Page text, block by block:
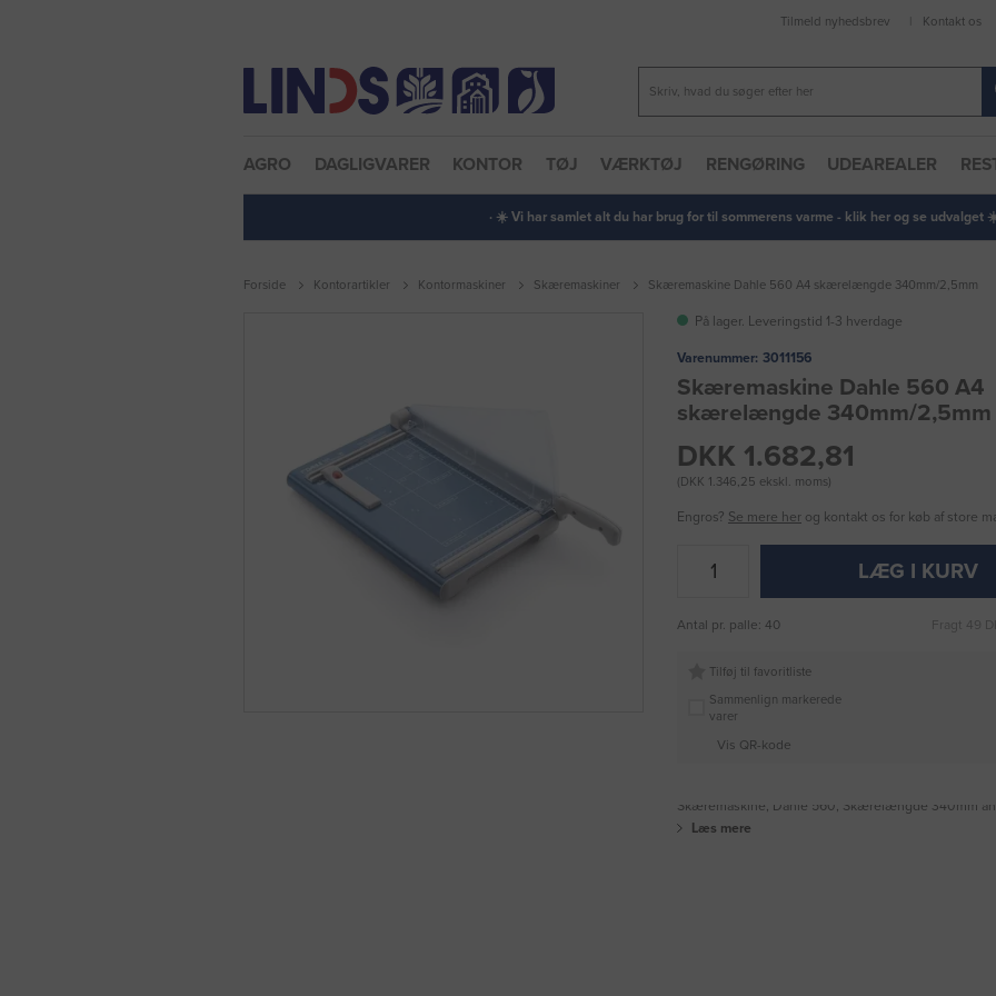
Tilmeld nyhedsbrev Kontakt os
AGRO DAGLIGVARER KONTOR TØJ VÆRKTØJ RENGØRING UDEAREALER
· ☀️ Vi har samlet alt du har brug for til sommerens varme - klik her og se udvalget ☀️
Forside Kontorartikler Kontormaskiner Skæremaskiner Skæremaskine Dahle 560 A4 skærelængde 340mm/2,5mm
På lager. Leveringstid 1-3 hverdage
Varenummer: 3011156
Skæremaskine Dahle 560 A4
skærelængde 340mm/2,5mm
DKK 1.682,81
(DKK 1.346,25 ekskl. moms)
Engros? Se mere her og kontakt os for køb af store
LÆG I KURV
Antal pr. palle: 40 Fragt 49
Tilføj til favoritliste
Sammenlign markerede
varer
Vis QR-kode
Skæremaskine, Dahle 560, Skærelængde 340mm
Læs mere